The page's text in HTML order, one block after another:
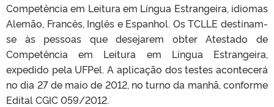
Competência em Leitura em Língua Estrangeira, idiomas
Alemão, Francês, Inglês e Espanhol. Os TCLLE destinam-
se às pessoas que desejarem obter Atestado de
Competência em Leitura em Língua Estrangeira,
expedido pela UFPel. A aplicação dos testes acontecerá
no dia 27 de maio de 2012, no turno da manhã, conforme
Edital CGIC 059/2012.